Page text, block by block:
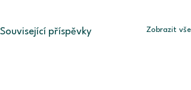
Související příspěvky Zobrazit vše